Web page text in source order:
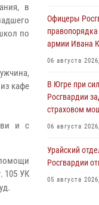
в
по
кафе
и с
105 УК
Офицеры
армии Ивана
06 августа
В Югре при
Росгвардии
страховом
06 августа
Урайский
Росгвардии
05 августа